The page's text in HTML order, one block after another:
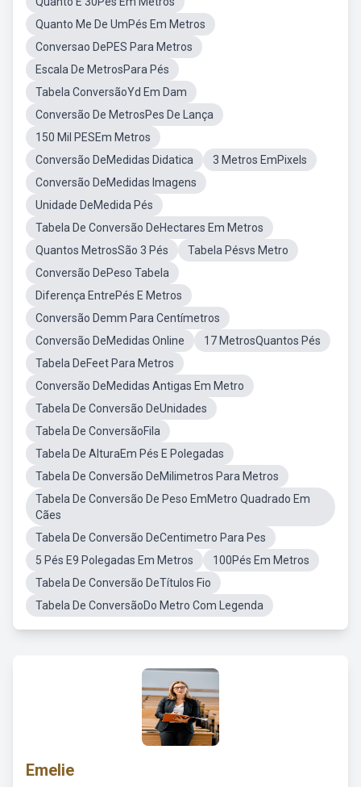
Quanto Me De UmPés Em Metros
Conversao DePES Para Metros
Escala De MetrosPara Pés
Tabela ConversãoYd Em Dam
Conversão De MetrosPes De Lança
150 Mil PESEm Metros
Conversão DeMedidas Didatica
3 Metros EmPixels
Conversão DeMedidas Imagens
Unidade DeMedida Pés
Tabela De Conversão DeHectares Em Metros
Quantos MetrosSão 3 Pés
Tabela Pésvs Metro
Conversão DePeso Tabela
Diferença EntrePés E Metros
Conversão Demm Para Centímetros
Conversão DeMedidas Online
17 MetrosQuantos Pés
Tabela DeFeet Para Metros
Conversão DeMedidas Antigas Em Metro
Tabela De Conversão DeUnidades
Tabela De ConversãoFila
Tabela De AlturaEm Pés E Polegadas
Tabela De Conversão DeMilimetros Para Metros
Tabela De Conversão De Peso EmMetro Quadrado Em
Cães
Tabela De Conversão DeCentimetro Para Pes
5 Pés E9 Polegadas Em Metros
100Pés Em Metros
Tabela De Conversão DeTítulos Fio
Tabela De ConversãoDo Metro Com Legenda
Emelie